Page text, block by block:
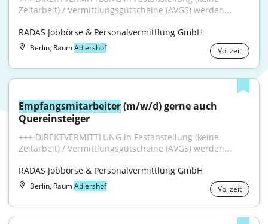
Zeitarbeit) / Vermittlungsgutscheine (AVGS) werden...
RADAS Jobbörse & Personalvermittlung GmbH
Berlin, RaumAdlershof Vollzeit
Empfangsmitarbeiter (m/w/d) gerne auch
Quereinsteiger
+++ DIREKTVERMITTLUNG in Festanstellung (keine
Zeitarbeit) / Vermittlungsgutscheine (AVGS) werden...
RADAS Jobbörse & Personalvermittlung GmbH
Berlin, RaumAdlershof Vollzeit